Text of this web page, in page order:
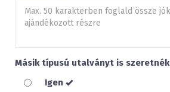
Másik típusú utalványt is szeretnék
Igen